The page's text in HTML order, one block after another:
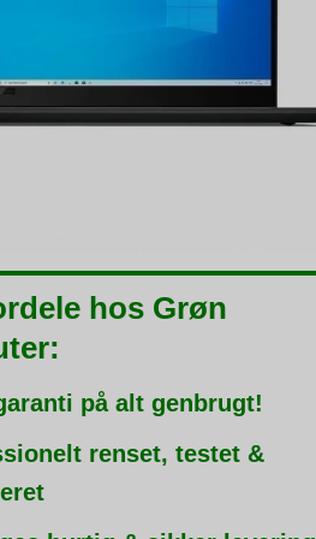
hos Grøn
på alt genbrugt!
renset, testet &